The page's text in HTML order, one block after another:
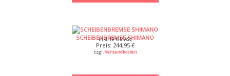
SCHEIBENBREMSE SHIMANO
244,95 €
inkl. 19 % MwSt.
zzgl. Versandkosten